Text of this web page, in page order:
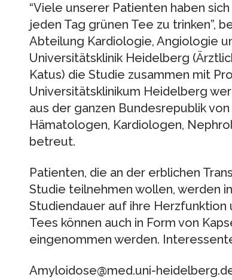
“Viele unserer Patienten haben
jeden Tag grünen Tee zu trinken”,
Abteilung Kardiologie, Angiologie
Universitätsklinik Heidelberg
Katus) die Studie zusammen mit
Universitätsklinikum Heidelberg
aus der ganzen Bundesrepublik
Hämatologen, Kardiologen,
betreut.
Patienten, die an der erblichen
Studie teilnehmen wollen, werden
Studiendauer auf ihre
Tees können auch in Form von
eingenommen werden.
Amyloidose@med.uni-